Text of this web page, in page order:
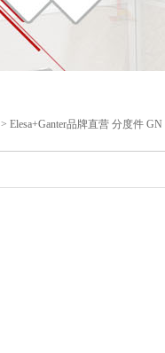
> Elesa+Ganter品牌直营 分度件